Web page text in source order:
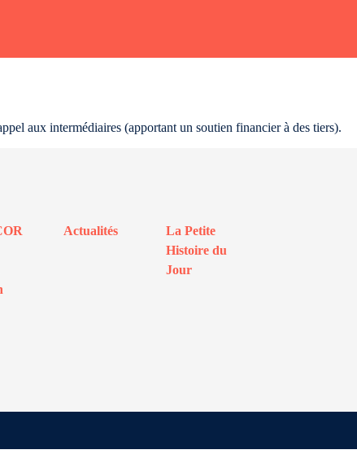
aux intermédiaires (apportant un soutien financier à des tiers).
Actualités
La Petite
Histoire du
Jour